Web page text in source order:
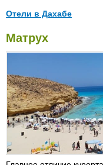
Отели в Дахабе
Coralia Club 4*
Dahab Bay 4* (бывш.
Hilton Dahab 5*
Матрух